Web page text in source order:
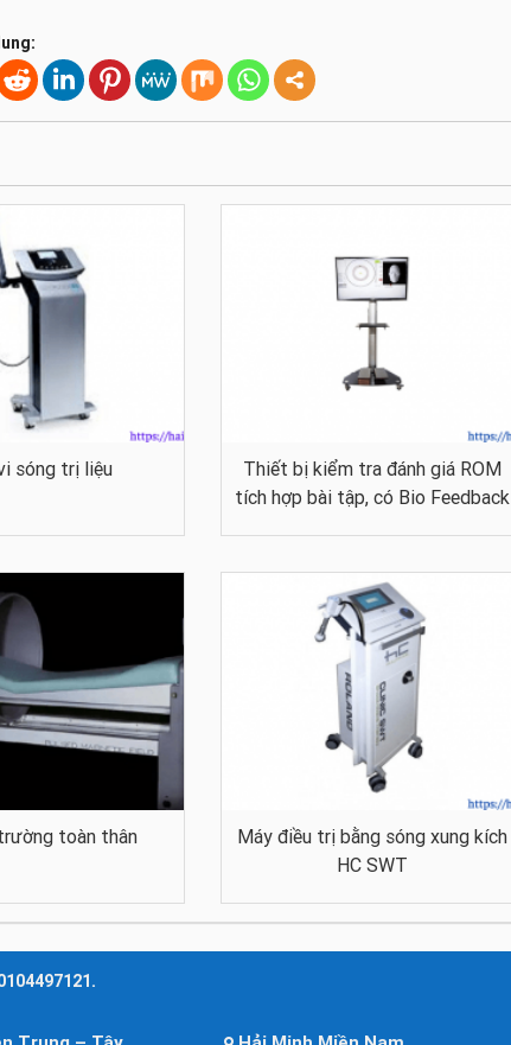
sóng trị liệu
Thiết bị kiểm tra đánh giá ROM
tích hợp bài tập, có Bio Feedback
toàn thân
Máy điều trị bằng sóng xung kích
HC SWT